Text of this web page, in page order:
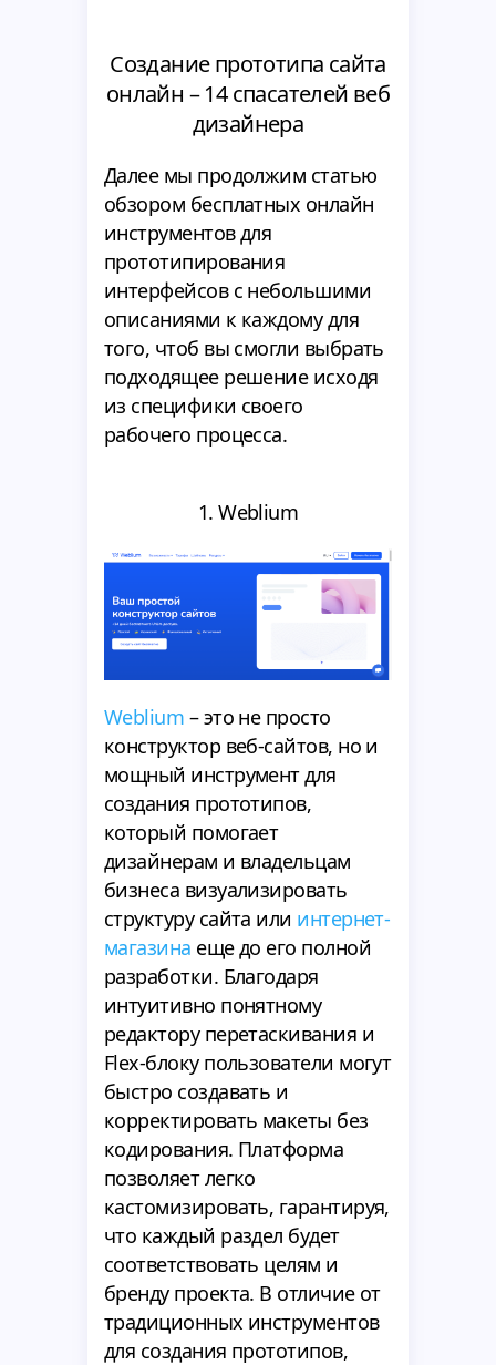
Создание прототипа сайта
онлайн – 14 спасателей веб
дизайнера
Далее мы продолжим статью
обзором бесплатных онлайн
инструментов для
прототипирования
интерфейсов с небольшими
описаниями к каждому для
того, чтоб вы смогли выбрать
подходящее решение исходя
из специфики своего
рабочего процесса.
1. Weblium
Weblium – это не просто
конструктор веб-сайтов, но и
мощный инструмент для
создания прототипов,
который помогает
дизайнерам и владельцам
бизнеса визуализировать
структуру сайта или интернет-
магазина еще до его полной
разработки. Благодаря
интуитивно понятному
редактору перетаскивания и
Flex-блоку пользователи могут
быстро создавать и
корректировать макеты без
кодирования. Платформа
позволяет легко
кастомизировать, гарантируя,
что каждый раздел будет
соответствовать целям и
бренду проекта. В отличие от
традиционных инструментов
для создания прототипов,